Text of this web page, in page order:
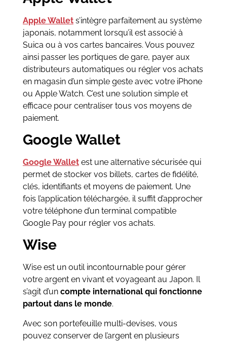
Apple Wallets’intègre parfaitement au système
japonais, notamment lorsqu’il est associé à
Suica ou à vos cartes bancaires. Vous pouvez
ainsi passer les portiques de gare, payer aux
distributeurs automatiques ou régler vos achats
en magasin d’un simple geste avec votre iPhone
ou Apple Watch. C’est une solution simple et
efficace pour centraliser tous vos moyens de
paiement.
Google Wallet
Google Walletest une alternative sécurisée qui
permet de stocker vos billets, cartes de fidélité,
clés, identifiants et moyens de paiement. Une
fois l’application téléchargée, il suffit d’approcher
votre téléphone d’un terminal compatible
Google Pay pour régler vos achats.
Wise
Wise est un outil incontournable pour gérer
votre argent en vivant et voyageant au Japon. Il
s’agit d’un compte international qui fonctionne
partout dans le monde.
Avec son portefeuille multi-devises, vous
pouvez conserver de l’argent en plusieurs